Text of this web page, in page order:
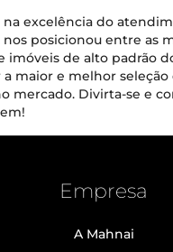
na excelência do
nos posicionou entre as
imóveis de alto padrão
a maior e melhor
mercado. Divirta-se e
Empresa
A Mahnai